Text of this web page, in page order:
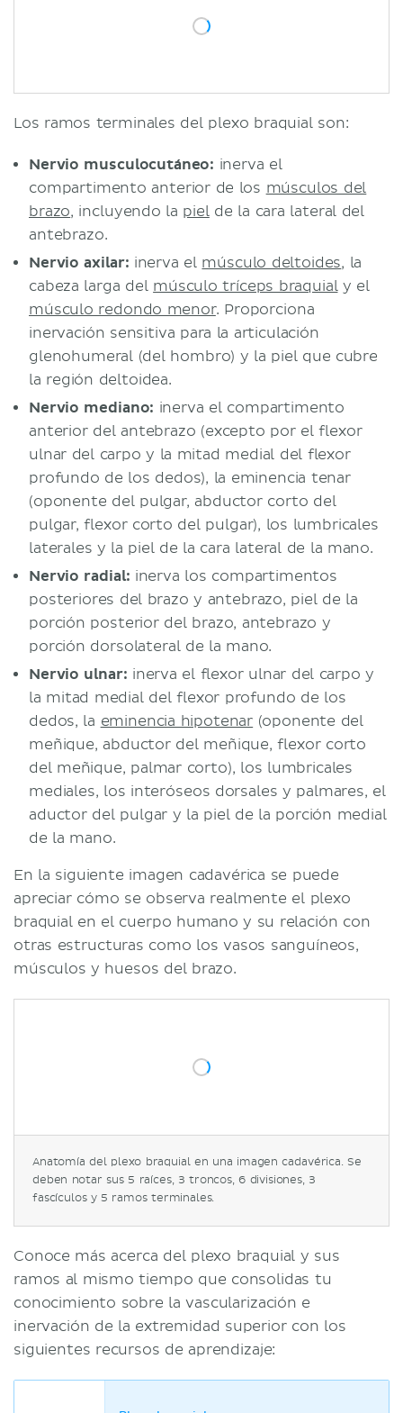
Los ramos terminales del plexo braquial son:
Nervio musculocutáneo: inerva el
compartimento anterior de los músculos del
brazo, incluyendo la pielde la cara lateral del
antebrazo.
Nervio axilar: inerva el músculo deltoides, la
cabeza larga del músculo tríceps braquialy el
músculo redondo menor. Proporciona
inervación sensitiva para la articulación
glenohumeral (del hombro) y la piel que cubre
la región deltoidea.
Nervio mediano: inerva el compartimento
anterior del antebrazo (excepto por el flexor
ulnar del carpo y la mitad medial del flexor
profundo de los dedos), la eminencia tenar
(oponente del pulgar, abductor corto del
pulgar, flexor corto del pulgar), los lumbricales
laterales y la piel de la cara lateral de la mano.
Nervio radial: inerva los compartimentos
posteriores del brazo y antebrazo, piel de la
porción posterior del brazo, antebrazo y
porción dorsolateral de la mano.
Nervio ulnar: inerva el flexor ulnar del carpo y
la mitad medial del flexor profundo de los
dedos, la eminencia hipotenar (oponente del
meñique, abductor del meñique, flexor corto
del meñique, palmar corto), los lumbricales
mediales, los interóseos dorsales y palmares, el
aductor del pulgar y la piel de la porción medial
de la mano.
En la siguiente imagen cadavérica se puede
apreciar cómo se observa realmente el plexo
braquial en el cuerpo humano y su relación con
otras estructuras como los vasos sanguíneos,
músculos y huesos del brazo.
Anatomía del plexo braquial en una imagen cadavérica. Se
deben notar sus 5 raíces, 3 troncos, 6 divisiones, 3
fascículos y 5 ramos terminales.
Conoce más acerca del plexo braquial y sus
ramos al mismo tiempo que consolidas tu
conocimiento sobre la vascularización e
inervación de la extremidad superior con los
siguientes recursos de aprendizaje: